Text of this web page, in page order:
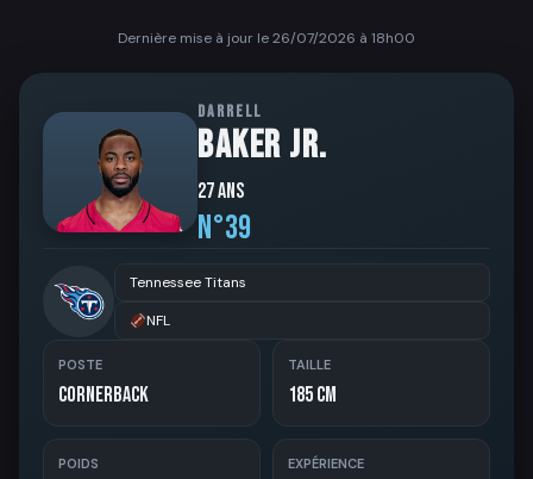
Dernière mise à jour le 26/07/2026 à 18h00
DARRELL
BAKER JR.
27 ans
N°39
Tennessee Titans
NFL
POSTE
Cornerback
TAILLE
185 cm
POIDS EXPÉRIENCE